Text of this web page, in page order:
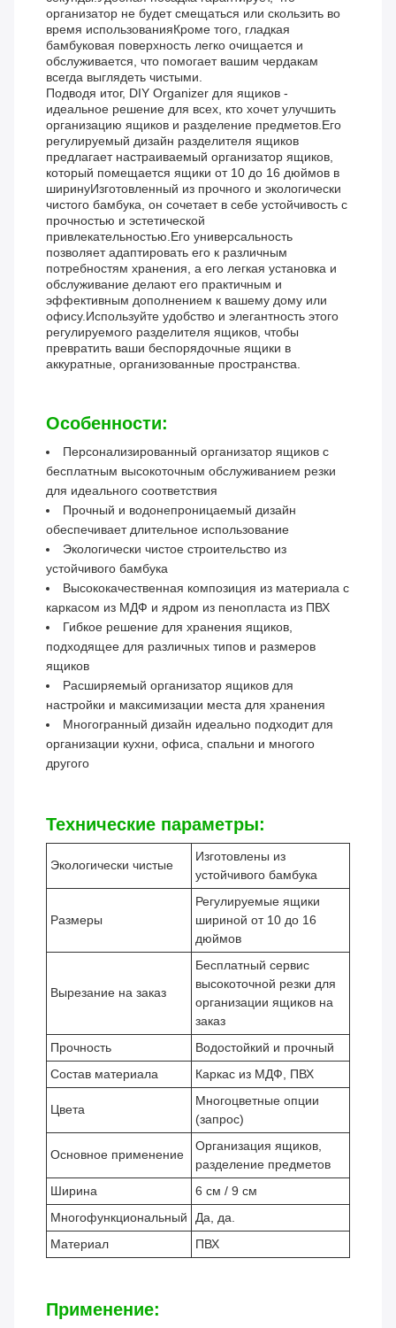
организатор не будет смещаться или скользить во
время использованияКроме того, гладкая
бамбуковая поверхность легко очищается и
обслуживается, что помогает вашим чердакам
всегда выглядеть чистыми.
Подводя итог, DIY Organizer для ящиков -
идеальное решение для всех, кто хочет улучшить
организацию ящиков и разделение предметов.Его
регулируемый дизайн разделителя ящиков
предлагает настраиваемый организатор ящиков,
который помещается ящики от 10 до 16 дюймов в
ширинуИзготовленный из прочного и экологически
чистого бамбука, он сочетает в себе устойчивость с
прочностью и эстетической
привлекательностью.Его универсальность
позволяет адаптировать его к различным
потребностям хранения, а его легкая установка и
обслуживание делают его практичным и
эффективным дополнением к вашему дому или
офису.Используйте удобство и элегантность этого
регулируемого разделителя ящиков, чтобы
превратить ваши беспорядочные ящики в
аккуратные, организованные пространства.
Особенности:
Персонализированный организатор ящиков с
бесплатным высокоточным обслуживанием резки
для идеального соответствия
Прочный и водонепроницаемый дизайн
обеспечивает длительное использование
Экологически чистое строительство из
устойчивого бамбука
Высококачественная композиция из материала с
каркасом из МДФ и ядром из пенопласта из ПВХ
Гибкое решение для хранения ящиков,
подходящее для различных типов и размеров
ящиков
Расширяемый организатор ящиков для
настройки и максимизации места для хранения
Многогранный дизайн идеально подходит для
организации кухни, офиса, спальни и многого
другого
Технические параметры:
Экологически чистые
Изготовлены из
устойчивого бамбука
Размеры
Регулируемые ящики
шириной от 10 до 16
дюймов
Вырезание на заказ
Бесплатный сервис
высокоточной резки для
организации ящиков на
заказ
Прочность
Водостойкий и прочный
Состав материала
Каркас из МДФ, ПВХ
Цвета
Многоцветные опции
(запрос)
Основное применение
Организация ящиков,
разделение предметов
Ширина
6 см / 9 см
Многофункциональный
Да, да.
Материал
ПВХ
Применение: